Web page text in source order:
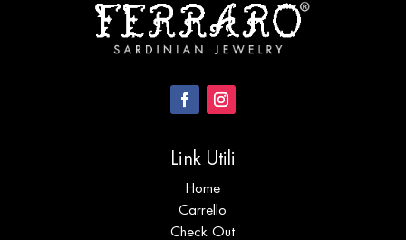
Link Utili
Home
Carrello
Check Out